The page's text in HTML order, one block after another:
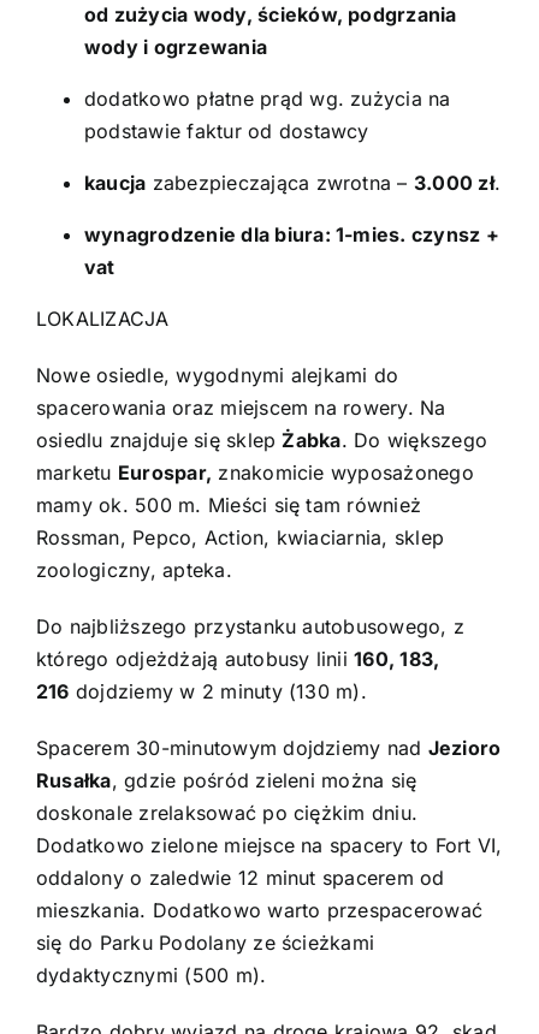
od zużycia wody, ścieków, podgrzania
wody i ogrzewania
dodatkowo płatne prąd wg. zużycia na
podstawie faktur od dostawcy
kaucja zabezpieczająca zwrotna – 3.000 zł.
wynagrodzenie dla biura: 1-mies. czynsz +
vat
LOKALIZACJA
Nowe osiedle, wygodnymi alejkami do
spacerowania oraz miejscem na rowery. Na
osiedlu znajduje się sklepŻabka. Do większego
marketu Eurospar, znakomicie wyposażonego
mamy ok. 500 m. Mieści się tam również
Rossman, Pepco, Action, kwiaciarnia, sklep
zoologiczny, apteka.
Do najbliższego przystanku autobusowego, z
którego odjeżdżają autobusy linii160, 183,
216 dojdziemy w 2 minuty (130 m).
Spacerem 30-minutowym dojdziemy nad Jezioro
Rusałka, gdzie pośród zieleni można się
doskonale zrelaksować po ciężkim dniu.
Dodatkowo zielone miejsce na spacery to Fort VI,
oddalony o zaledwie 12 minut spacerem od
mieszkania. Dodatkowo warto przespacerować
się do Parku Podolany ze ścieżkami
dydaktycznymi (500 m).